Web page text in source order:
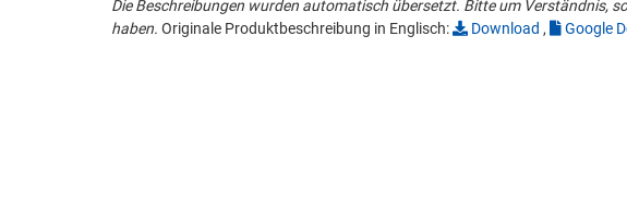
Die Beschreibungen wurden automatisch übersetzt. Bitte um Verständnis,
haben. Originale Produktbeschreibung in Englisch: Download , Google